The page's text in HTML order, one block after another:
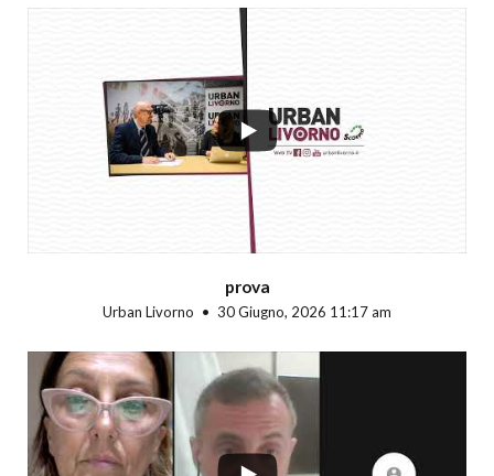
prova
Urban Livorno 30 Giugno, 2026 11:17 am